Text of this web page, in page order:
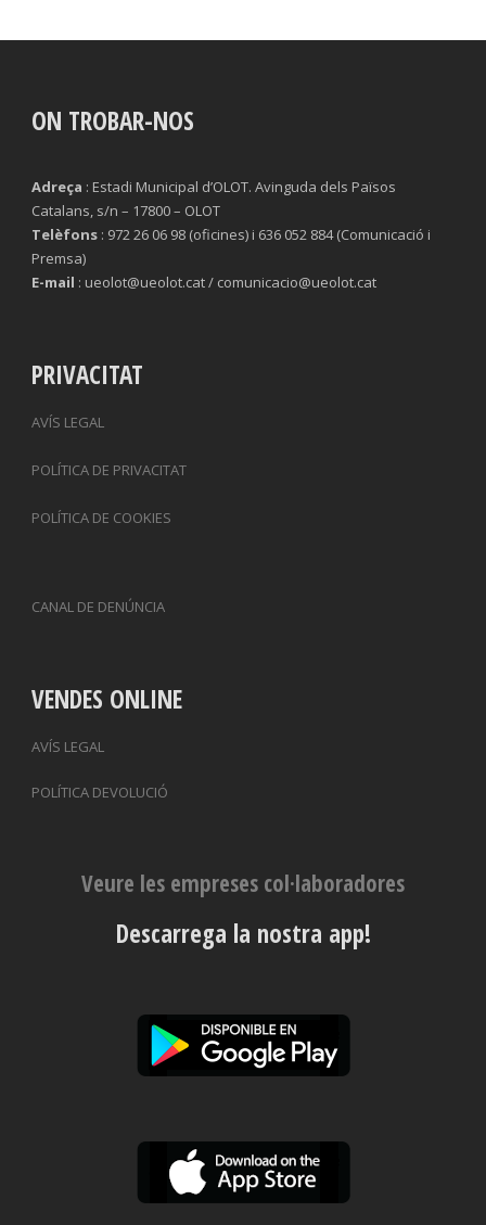
ON TROBAR-NOS
Adreça : Estadi Municipal d’OLOT. Avinguda dels Països
Catalans, s/n – 17800 – OLOT
Telèfons : 972 26 06 98 (oficines) i 636 052 884 (Comunicació i
Premsa)
E-mail : ueolot@ueolot.cat / comunicacio@ueolot.cat
PRIVACITAT
AVÍS LEGAL
POLÍTICA DE PRIVACITAT
POLÍTICA DE COOKIES
CANAL DE DENÚNCIA
VENDES ONLINE
AVÍS LEGAL
POLÍTICA DEVOLUCIÓ
Veure les empreses col·laboradores
Descarrega la nostra app!